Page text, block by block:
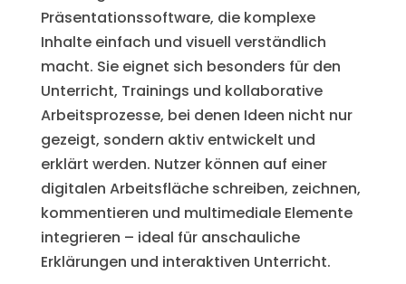
Präsentationssoftware, die komplexe
Inhalte einfach und visuell verständlich
macht. Sie eignet sich besonders für den
Unterricht, Trainings und kollaborative
Arbeitsprozesse, bei denen Ideen nicht nur
gezeigt, sondern aktiv entwickelt und
erklärt werden. Nutzer können auf einer
digitalen Arbeitsfläche schreiben, zeichnen,
kommentieren und multimediale Elemente
integrieren – ideal für anschauliche
Erklärungen und interaktiven Unterricht.